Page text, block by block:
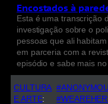
Encostados à
Esta é uma transcrição
investigação sobre o
pessoas que ali
em parceria com a
episódio e sabe mais
CULTURA
E ARTE: